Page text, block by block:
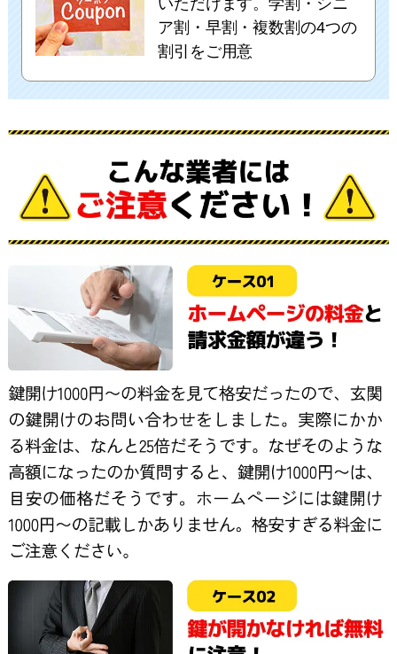
ア割・早割・複数割の4つの
割引をご用意